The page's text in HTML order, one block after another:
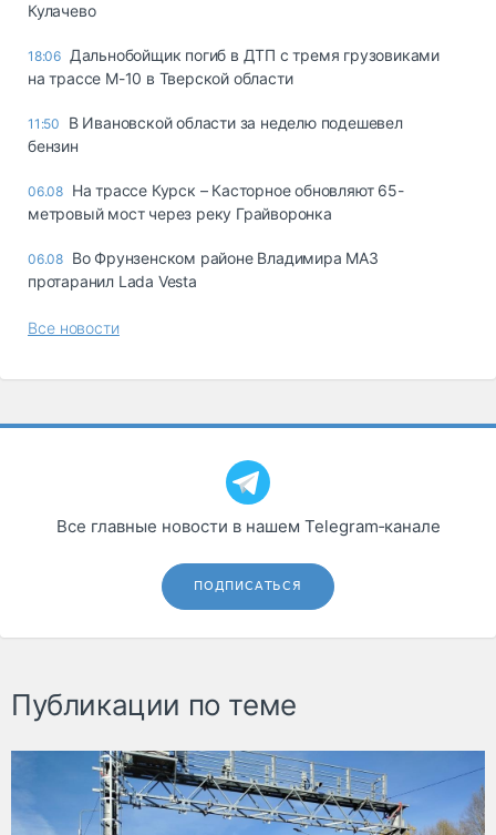
Кулачево
18:06 Дальнобойщик погиб в ДТП с тремя грузовиками
на трассе М-10 в Тверской области
11:50
В Ивановской области за неделю подешевел
бензин
06.08 На трассе Курск – Касторное обновляют 65-
метровый мост через реку Грайворонка
06.08 Во Фрунзенском районе Владимира МАЗ
протаранил Lada Vesta
Все новости
Все главные новости в нашем Telegram‑канале
ПОДПИСАТЬСЯ
Публикации по теме